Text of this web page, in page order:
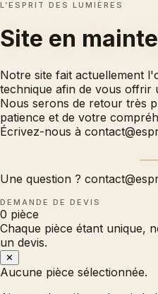
L’ESPRIT DES LUMIÈRES
Site en
Notre site fait actuellement
technique afin de vous offrir
Nous serons de retour très
patience et de votre
Écrivez-nous à
Une question ?
DEMANDE DE DEVIS
0 pièce
Chaque pièce étant unique,
un devis.
✕
Aucune pièce sélectionnée.